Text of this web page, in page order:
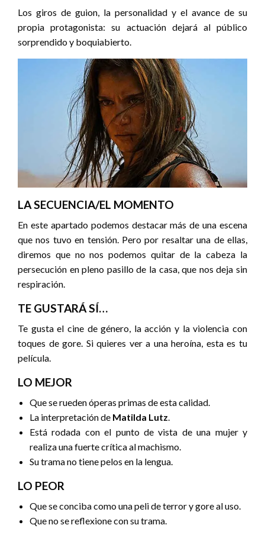
Los giros de guion, la personalidad y el avance de su
propia protagonista: su actuación dejará al público
sorprendido y boquiabierto.
LA SECUENCIA/EL MOMENTO
En este apartado podemos destacar más de una escena
que nos tuvo en tensión. Pero por resaltar una de ellas,
diremos que no nos podemos quitar de la cabeza la
persecución en pleno pasillo de la casa, que nos deja sin
respiración.
TE GUSTARÁ SÍ…
Te gusta el cine de género, la acción y la violencia con
toques de gore. Si quieres ver a una heroína, esta es tu
película.
LO MEJOR
Que se rueden óperas primas de esta calidad.
La interpretación de Matilda Lutz.
Está rodada con el punto de vista de una mujer y
realiza una fuerte crítica al machismo.
Su trama no tiene pelos en la lengua.
LO PEOR
Que se conciba como una peli de terror y gore al uso.
Que no se reflexione con su trama.